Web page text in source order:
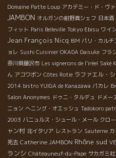
Domaine Patte Loup アカデミー・ド・ヴ
JAMBON オルガンの紺野真シェフ 日本
フィット Paris Belleville Tokyo Ebisu ワイ
Jean François Nicq BIM パリ・カルチ
ョレ Sushi Cuisinier OKADA Daisuke フラ
奈川県藤沢市 Les vignerons de l'iréel Saké
ん アコワボン Côtes Rotie ラファエル・
2014 bistro YUIGA de Kanazawa パカレ
Salon Anonymes ドゥニ・タルデュ ドメー
ニョン へニング・オエッシュ Tadokoro
2003 バニュルス・シュール・メール クロ
ャン村 北イタリア レストラン Sauterne
死去 Catherine JAMBON Rhône sud
ランシ Châteauneuf-du-Pape サカガミ社